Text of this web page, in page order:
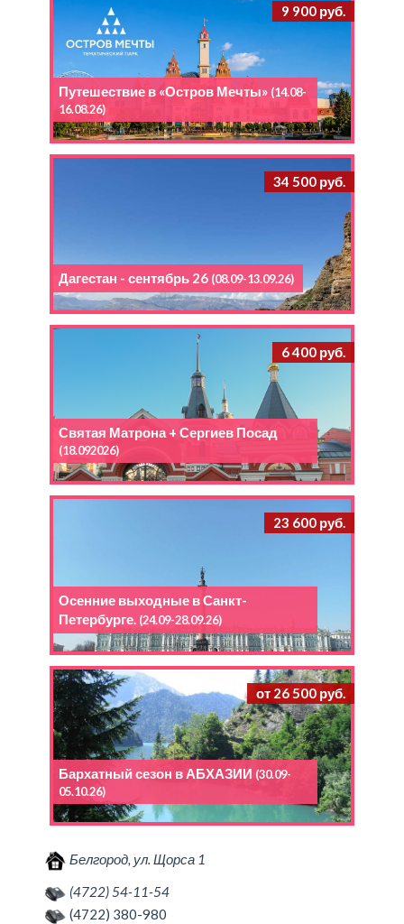
9 900 руб.
Путешествие в «Остров Мечты» (14.08-
16.08.26)
34 500 руб.
Дагестан - сентябрь 26 (08.09-13.09.26)
6 400 руб.
Святая Матрона + Сергиев Посад
(18.092026)
23 600 руб.
Осенние выходные в Санкт-
Петербурге. (24.09-28.09.26)
от 26 500 руб.
Бархатный сезон в АБХАЗИИ (30.09-
05.10.26)
Белгород, ул. Щорса 1
(4722) 54-11-54
(4722) 380-980